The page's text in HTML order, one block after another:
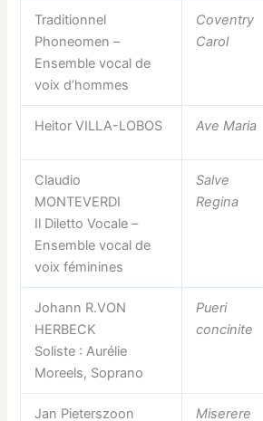
Traditionnel
Phoneomen –
Ensemble vocal de
voix d’hommes
Coventry
Carol
Heitor VILLA-LOBOS Ave Maria
Claudio
MONTEVERDI
Il Diletto Vocale –
Ensemble vocal de
voix féminines
Salve
Regina
Johann R.VON
HERBECK
Soliste : Aurélie
Moreels, Soprano
Pueri
concinite
Jan Pieterszoon
Miserere